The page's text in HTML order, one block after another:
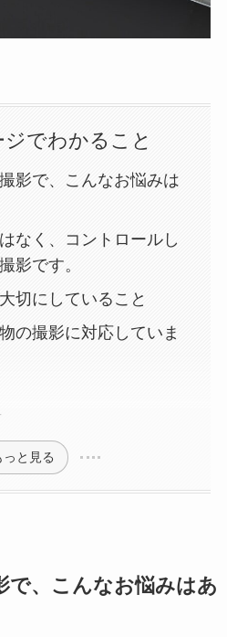
でわかること
影で、こんなお悩みは
なく、コントロールし
影です。
切にしていること
の撮影に対応していま
っと見る
で、こんなお悩みはあ